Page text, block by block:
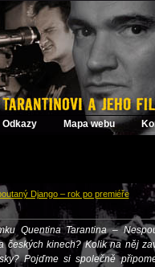
Odkazy Mapa webu
Django – rok po premiéře
Quentina Tarantina –
českých kinech? Kolik na něj
Pojďme si společně